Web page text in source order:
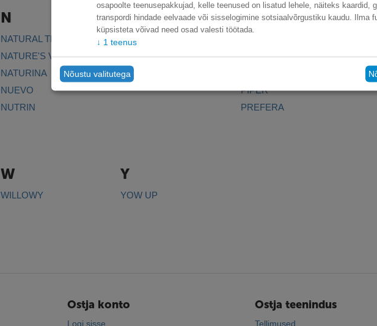
N
NATURAL TRAINER
NATURE'S VARIETY
NATURINA
NUEVO
NUTRIN
O
ONTARIO
ORIJEN
P
PERFECT DOG
PIPER
PREFERA
R
W
WILLOWY
Y
YOW UP
Ostja konto
Logi sisse
Ostja teenindus
Tellimused
osapoolte teenusepakkujad, kelle teenused on lisatud lehele, näiteks kaardid,
transpordi hindade eelvaade või sisselogimine sotsiaalvõrgustiku kaudu. Ilma
küpsisteta võivad need osad valesti töötada.
↓ 1 teenus
Nõustu valitutega